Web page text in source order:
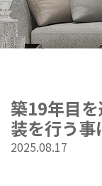
築19年目
装を行う事
2025.08.17